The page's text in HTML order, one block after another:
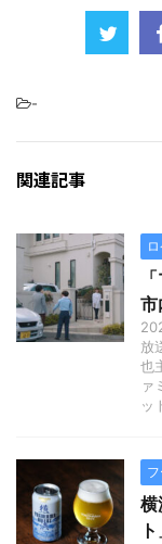
-
関連記事
市
放
也
ァ
ッ
横